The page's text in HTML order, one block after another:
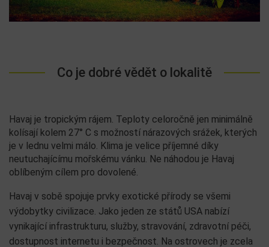
Co je dobré vědět o lokalitě
Havaj je tropickým rájem. Teploty celoročně jen minimálně
kolísají kolem 27° C s možností nárazových srážek, kterých
je v lednu velmi málo. Klima je velice příjemné díky
neutuchajícímu mořskému vánku. Ne náhodou je Havaj
oblíbeným cílem pro dovolené.
Havaj v sobě spojuje prvky exotické přírody se všemi
výdobytky civilizace. Jako jeden ze států USA nabízí
vynikající infrastrukturu, služby, stravování, zdravotní péči,
dostupnost internetu i bezpečnost. Na ostrovech je zcela